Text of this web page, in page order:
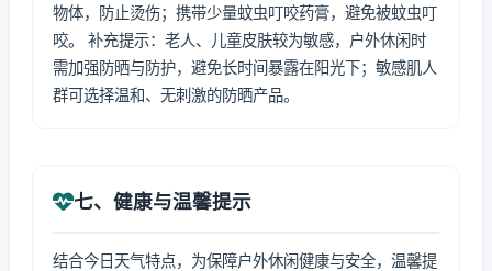
物体，防止烫伤；携带少量蚊虫叮咬药膏，避免被蚊虫叮
咬。 补充提示：老人、儿童皮肤较为敏感，户外休闲时
需加强防晒与防护，避免长时间暴露在阳光下；敏感肌人
群可选择温和、无刺激的防晒产品。
七、健康与温馨提示
结合今日天气特点，为保障户外休闲健康与安全，温馨提